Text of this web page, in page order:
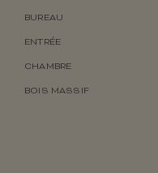
BUREAU
ENTRÉE
CHAMBRE
BOIS MASSIF